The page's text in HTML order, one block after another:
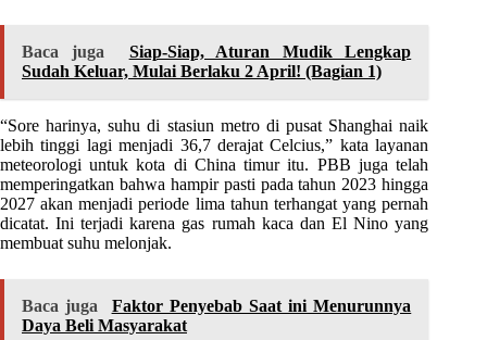
Baca juga
Siap-Siap, Aturan Mudik Lengkap
Sudah Keluar, Mulai Berlaku 2 April! (Bagian 1)
“Sore harinya, suhu di stasiun metro di pusat Shanghai naik
lebih tinggi lagi menjadi 36,7 derajat Celcius,” kata layanan
meteorologi untuk kota di China timur itu. PBB juga telah
memperingatkan bahwa hampir pasti pada tahun 2023 hingga
2027 akan menjadi periode lima tahun terhangat yang pernah
dicatat. Ini terjadi karena gas rumah kaca dan El Nino yang
membuat suhu melonjak.
Baca juga
Faktor Penyebab Saat ini Menurunnya
Daya Beli Masyarakat